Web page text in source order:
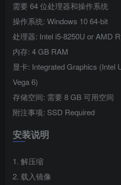
需要 64 位处理器和操作系统
操作系统: Windows 10 64-bit
处理器: Intel i5-8250U or AMD
内存: 4 GB RAM
显卡: Integrated Graphics (Intel
Vega 6)
存储空间: 需要 8 GB 可用空间
附注事项: SSD Required
安装说明
1. 解压缩
2. 载入镜像